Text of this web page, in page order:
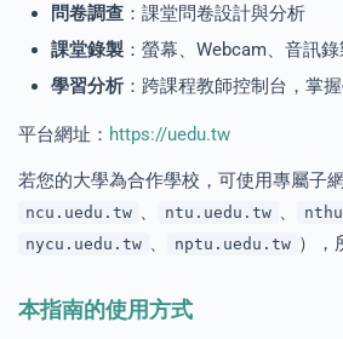
問卷調查：課堂問卷設計與分析
課堂錄製：螢幕、Webcam、音訊
學習分析：跨課程教師控制台，掌
平台網址： https://uedu.tw
若您的大學為合作學校，可使用專屬子
ncu.uedu.tw ntu.uedu.tw
nycu.uedu.tw nptu.uedu.tw ），
本指南的使用方式